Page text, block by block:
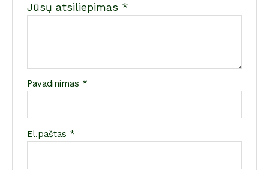
Jūsų atsiliepimas *
Pavadinimas *
El.paštas *